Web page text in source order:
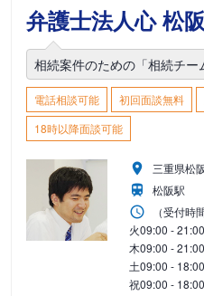
弁護士法人心 松
相続案件のための「相続チー
電話相談可能 初回面談無料
18時以降面談可能
三重県松
松阪駅
（受付時
火09:00 - 21:00
木09:00 - 21:00
土09:00 - 18:00
祝09:00 - 18:00